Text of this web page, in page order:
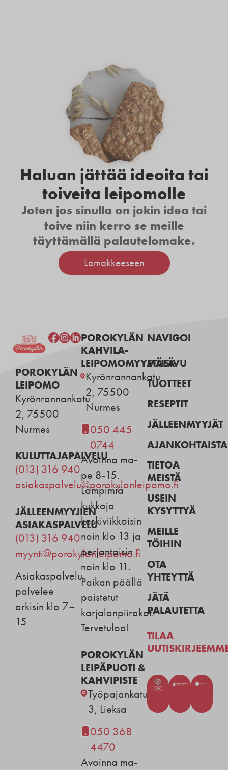
Haluan jättää ideoita tai
toiveita leipomolle
Joten jos sinulla on jokin idea tai
toive niin kerro se meille
täyttämällä palautelomake.
Lomakkeeseen
POROKYLÄN
LEIPOMO
Kyrönrannankatu
2, 75500
Nurmes
KULUTTAJAPALVELU
(013) 316 940
asiakaspalvelu@porokylanleipomo.fi
JÄLLEENMYYJIEN
ASIAKASPALVELU
(013) 316 940
myynti@porokylanleipomo.fi
Asiakaspalvelu
palvelee
arkisin klo 7–
15
POROKYLÄN
KAHVILA-
LEIPOMOMYYMÄLÄ
Kyrönrannankatu
2, 75500
Nurmes
050 445
0744
Avoinna ma-
pe 8-15.
Lämpimiä
kukkoja
keskiviikkoisin
noin klo 13 ja
perjantaisin
noin klo 11.
Paikan päällä
paistetut
karjalanpiirakat.
Tervetuloa!
POROKYLÄN
LEIPÄPUOTI &
KAHVIPISTE
Työpajankatu
3, Lieksa
050 368
4470
Avoinna ma-
NAVIGOI
ETUSIVU
TUOTTEET
RESEPTIT
JÄLLEENMYYJÄT
AJANKOHTAISTA
TIETOA
MEISTÄ
USEIN
KYSYTTYÄ
MEILLE
TÖIHIN
OTA
YHTEYTTÄ
JÄTÄ
PALAUTETTA
TILAA